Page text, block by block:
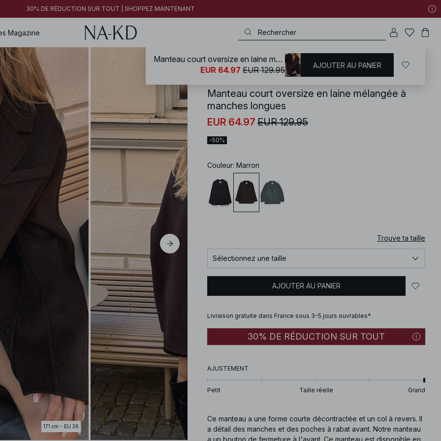
30% DE RÉDUCTION SUR TOUT | SHOPPEZ MAINTENANT
Magazine
171 cm - EU 36
NA-KD Manteaux et Vestes Manteaux
Manteau court oversize en laine mélangée à
manches longues
EUR 64.97 EUR 129.95
-50%
Couleur: Marron
Trouve ta taille
Sélectionnez une taille
AJOUTER AU PANIER
Livraison gratuite dans France sous 3-5 jours ouvrables*
30% DE RÉDUCTION SUR TOUT
AJUSTEMENT
Petit Taille réelle Grand
Ce manteau a une forme courte décontractée et un col à revers. Il
a détail des manches et des poches à rabat avant. Notre manteau
a un bouton de fermeture à l'avant. Ce manteau est disponible en
Manteau court oversize en laine mélangée à manches longues
EUR 64.97 EUR 129.95 AJOUTER AU PANIER